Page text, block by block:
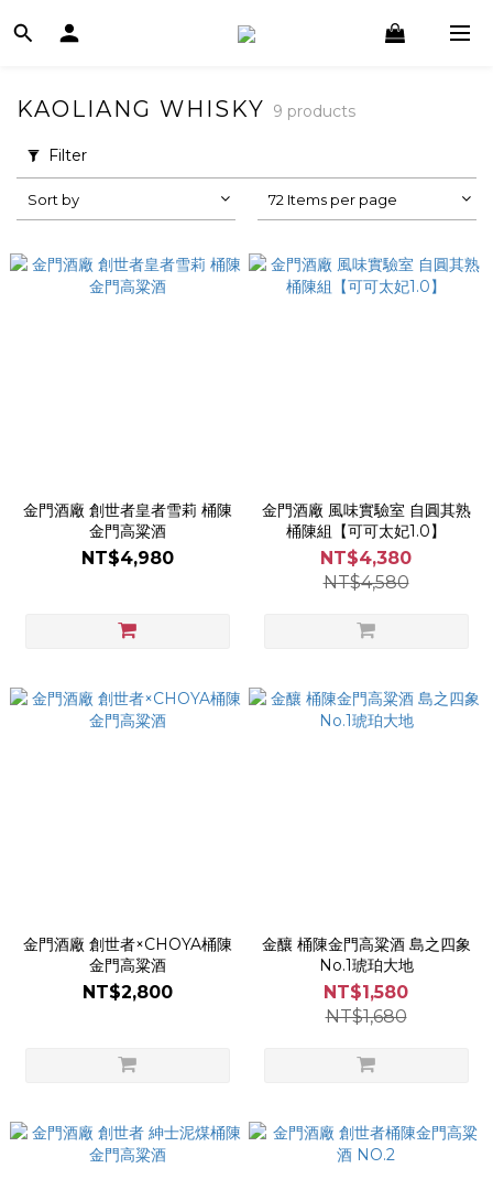
KAOLIANG WHISKY 9 products
Filter
Sort by 72 Items per page
金門酒廠 創世者皇者雪莉 桶陳
金門高粱酒
NT$4,980
金門酒廠 風味實驗室 自圓其熟
桶陳組【可可太妃1.0】
NT$4,380
NT$4,580
金門酒廠 創世者×CHOYA桶陳
金門高粱酒
NT$2,800
金釀 桶陳金門高粱酒 島之四象
No.1琥珀大地
NT$1,580
NT$1,680